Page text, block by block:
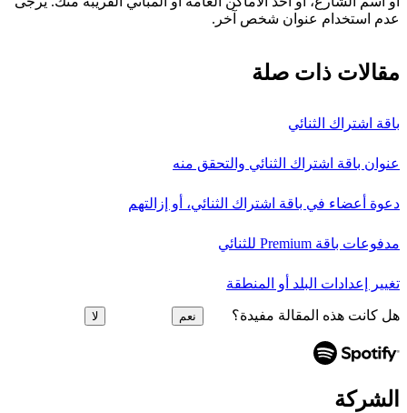
عدم استخدام عنوان شخص آخر.
مقالات ذات صلة
باقة اشتراك الثنائي
عنوان باقة اشتراك الثنائي والتحقق منه
دعوة أعضاء في باقة اشتراك الثنائي، أو إزالتهم
مدفوعات باقة Premium للثنائي
تغيير إعدادات البلد أو المنطقة
هل كانت هذه المقالة مفيدة؟ نعم لا
الشركة